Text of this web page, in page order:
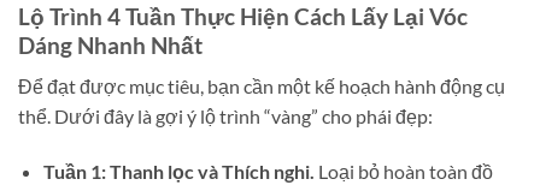
Lộ Trình 4 Tuần Thực Hiện Cách Lấy Lại Vóc
Dáng Nhanh Nhất
Để đạt được mục tiêu, bạn cần một kế hoạch hành động cụ
thể. Dưới đây là gợi ý lộ trình “vàng” cho phái đẹp:
Tuần 1: Thanh lọc và Thích nghi. Loại bỏ hoàn toàn đồ